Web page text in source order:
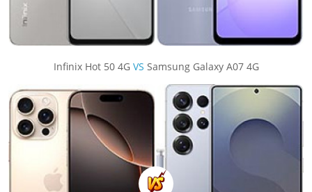
Infinix Hot 50 4G VS Samsung Galaxy A07 4G